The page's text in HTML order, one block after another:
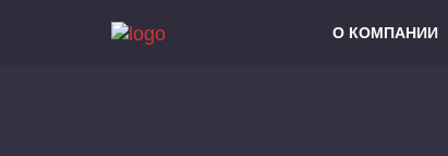
О КОМПАНИИ